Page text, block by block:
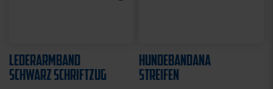
LEDERARMBAND
SCHWARZ SCHRIFTZUG
HUNDEBANDANA
STREIFEN